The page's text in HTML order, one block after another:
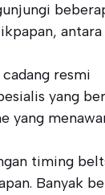
antara
resmi
yang
yang
timing
Banyak